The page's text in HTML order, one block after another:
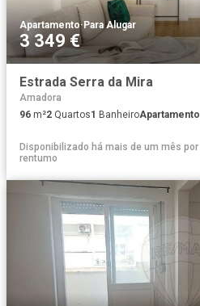
Apartamento·Para Alugar
3 349 €
Estrada Serra da Mira
Amadora
96 m²2 Quartos1 BanheiroApartamento
Disponibilizado há mais de um mês por
rentumo